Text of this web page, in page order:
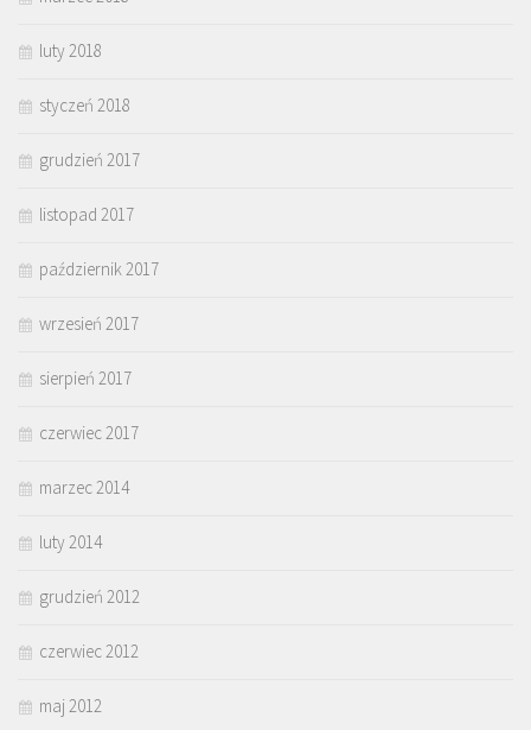
luty 2018
styczeń 2018
grudzień 2017
listopad 2017
październik 2017
wrzesień 2017
sierpień 2017
czerwiec 2017
marzec 2014
luty 2014
grudzień 2012
czerwiec 2012
maj 2012